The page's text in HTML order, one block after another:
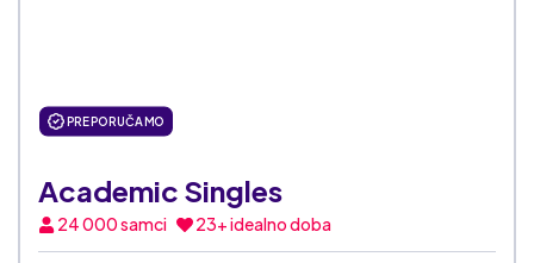
PREPORUČAMO
Academic Singles
24 000samci 23+ idealno doba